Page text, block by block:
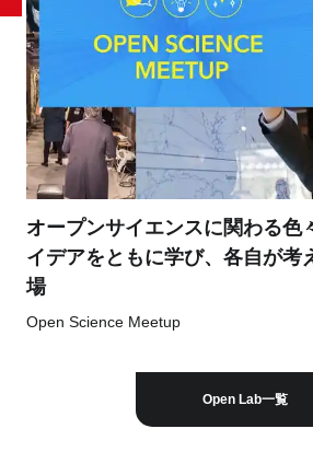
オープンサイエンスに関わる色
イデアをともに学び、各自が考
場
Open Science Meetup
Open Lab一覧